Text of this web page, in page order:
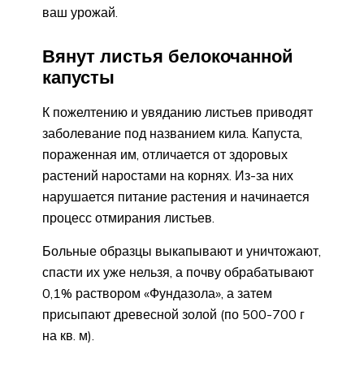
ваш урожай.
Вянут листья белокочанной
капусты
К пожелтению и увяданию листьев приводят
заболевание под названием кила. Капуста,
пораженная им, отличается от здоровых
растений наростами на корнях. Из-за них
нарушается питание растения и начинается
процесс отмирания листьев.
Больные образцы выкапывают и уничтожают,
спасти их уже нельзя, а почву обрабатывают
0,1% раствором «Фундазола», а затем
присыпают древесной золой (по 500-700 г
на кв. м).